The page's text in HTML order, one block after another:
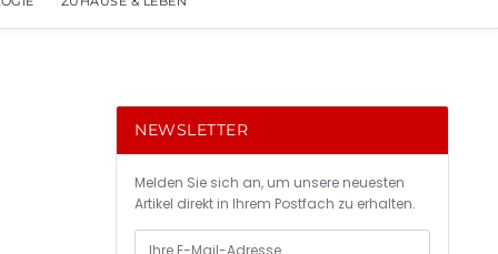
NEWSLETTER
Melden Sie sich an, um unsere neuesten
Artikel direkt in Ihrem Postfach zu erhalten.